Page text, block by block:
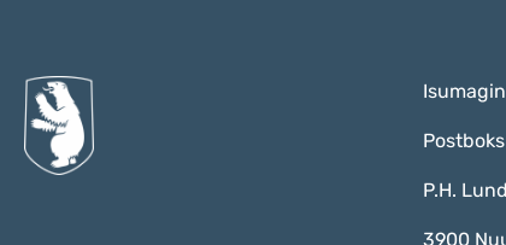
P.H.
3900